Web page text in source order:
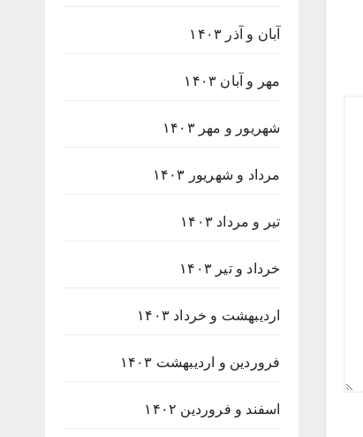
آبان و آذر ۱۴۰۳
مهر و آبان ۱۴۰۳
شهریور و مهر ۱۴۰۳
مرداد و شهریور ۱۴۰۳
تیر و مرداد ۱۴۰۳
خرداد و تیر ۱۴۰۳
اردیبهشت و خرداد ۱۴۰۳
فروردین و اردیبهشت ۱۴۰۳
اسفند و فروردین ۱۴۰۲